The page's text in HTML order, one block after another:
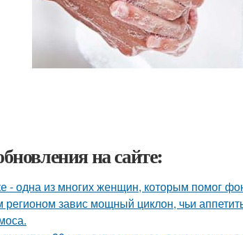
на сайте:
- одна из многих женщин, которым помог
регионом завис мощный циклон, чьи